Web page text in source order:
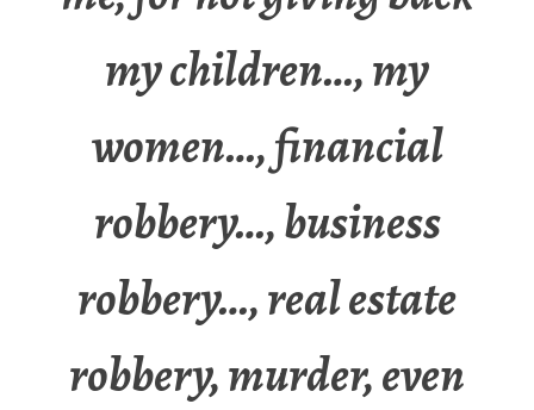
my children…, my
women…, financial
robbery…, business
robbery…, real estate
robbery, murder, even